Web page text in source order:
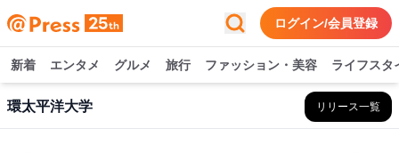
ログイン/会員登録
新着 エンタメ グルメ 旅行 ファッション・美容 ライフスタ
環太平洋大学 リリース一覧